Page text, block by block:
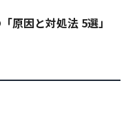
原因と対処法 5選」